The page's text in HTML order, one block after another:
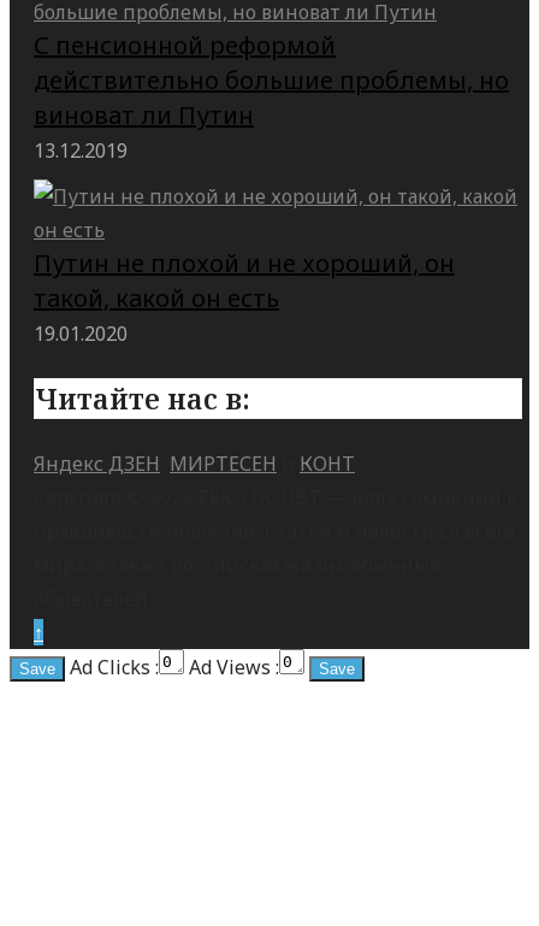
С пенсионной реформой
действительно большие проблемы, но
виноват ли Путин
13.12.2019
Путин не плохой и не хороший, он
такой, какой он есть
19.01.2020
Читайте нас в:
Яндекс ДЗЕН МИРТЕСЕН
КОНТ
↑
Ad Clicks :
Ad Views :